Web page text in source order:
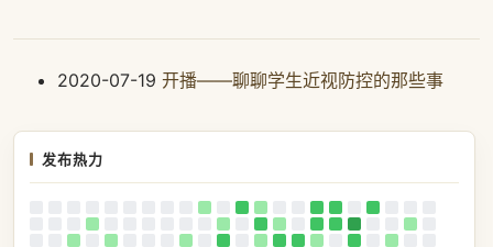
2020-07-19 开播——聊聊学生近视防控的那些事
发布热力